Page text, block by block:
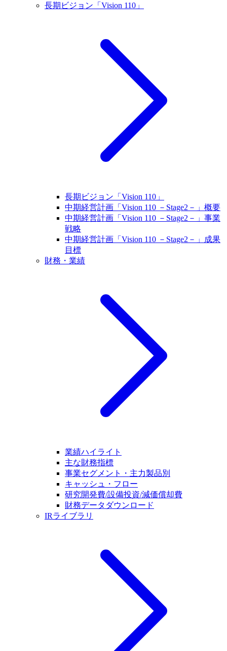
長期ビジョン「Vision 110」
長期ビジョン「Vision 110」
中期経営計画「Vision 110 －Stage2－」概要
中期経営計画「Vision 110 －Stage2－」事業
戦略
中期経営計画「Vision 110 －Stage2－」成果
目標
財務・業績
業績ハイライト
主な財務指標
事業セグメント・主力製品別
キャッシュ・フロー
研究開発費/設備投資/減価償却費
財務データダウンロード
IRライブラリ